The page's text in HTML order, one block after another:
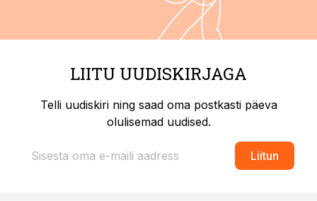
LIITU UUDISKIRJAGA
Telli uudiskiri ning saad oma postkasti päeva
olulisemad uudised.
Liitun